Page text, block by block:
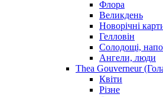
Флора
Великдень
Новорічні
Гелловін
Солодощі,
Ангели, люди
Thea Gouverneur
Квіти
Різне